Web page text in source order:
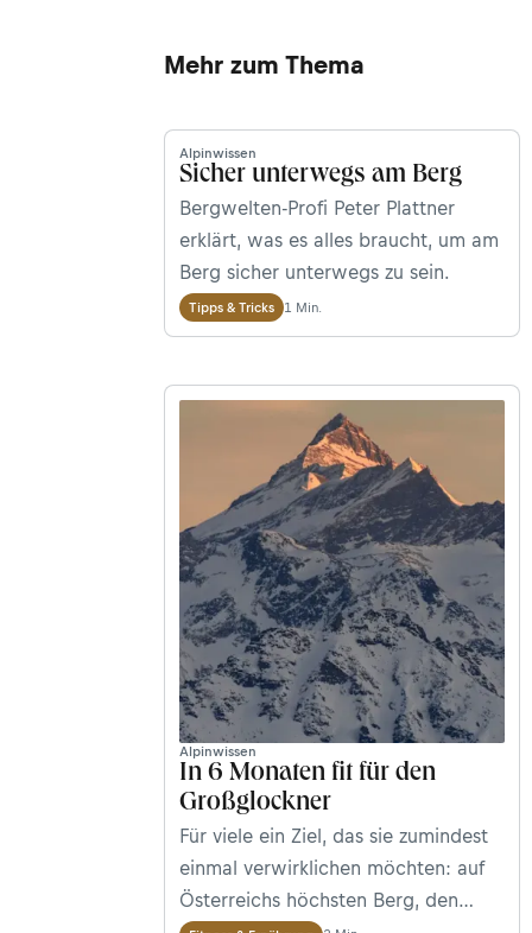
Mehr zum Thema
Alpinwissen
Sicher unterwegs am Berg
Bergwelten-Profi Peter Plattner
erklärt, was es alles braucht, um am
Berg sicher unterwegs zu sein.
Tipps & Tricks 1 Min.
Alpinwissen
In 6 Monaten fit für den
Großglockner
Für viele ein Ziel, das sie zumindest
einmal verwirklichen möchten: auf
Österreichs höchsten Berg, den